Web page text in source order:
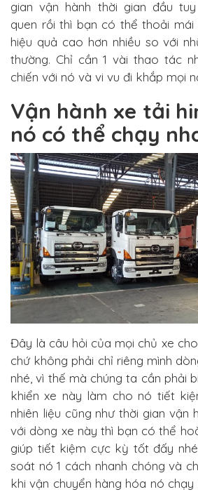
gian vận hành thời gian đầu
quen rồi thì bạn có thể thoải
hiệu quả cao hơn nhiều so với
thường. Chỉ cần 1 vài thao tác
chiến với nó và vi vu đi khắp mọi
Vận hành xe tải
nó có thể chạy
Đây là câu hỏi của mọi chủ xe
chứ không phải chỉ riêng mình
nhé, vì thế mà chúng ta cần phải
khiển xe này làm cho nó tiết
nhiên liệu cũng như thời gian vận
với dòng xe này thì bạn có thể
giúp tiết kiệm cực kỳ tốt đấy
soát nó 1 cách nhanh chóng và
khi vận chuyển hàng hóa nó